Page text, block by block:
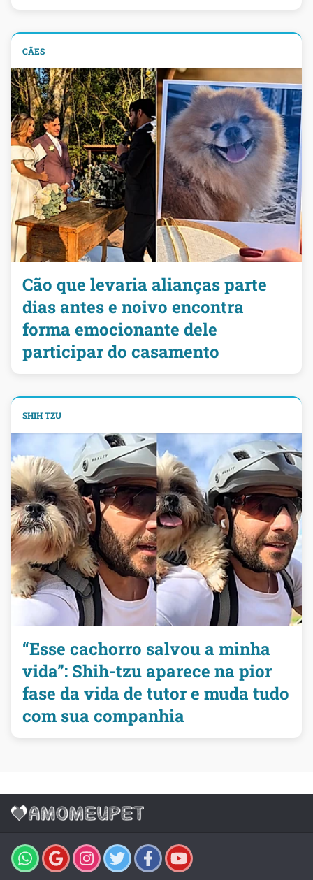
CÃES
Cão que levaria alianças parte
dias antes e noivo encontra
forma emocionante dele
participar do casamento
SHIH TZU
“Esse cachorro salvou a minha
vida”: Shih-tzu aparece na pior
fase da vida de tutor e muda tudo
com sua companhia